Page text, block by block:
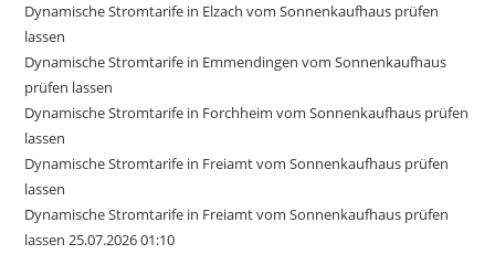
Dynamische Stromtarife in Elzach vom Sonnenkaufhaus prüfen
lassen
Dynamische Stromtarife in Emmendingen vom Sonnenkaufhaus
prüfen lassen
Dynamische Stromtarife in Forchheim vom Sonnenkaufhaus prüfen
lassen
Dynamische Stromtarife in Freiamt vom Sonnenkaufhaus prüfen
lassen
Dynamische Stromtarife in Freiamt vom Sonnenkaufhaus prüfen
lassen 25.07.2026 01:10